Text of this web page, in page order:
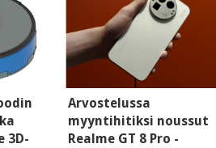
3D-
Arvostelussa
myyntihitiksi noussut
Realme GT 8 Pro -